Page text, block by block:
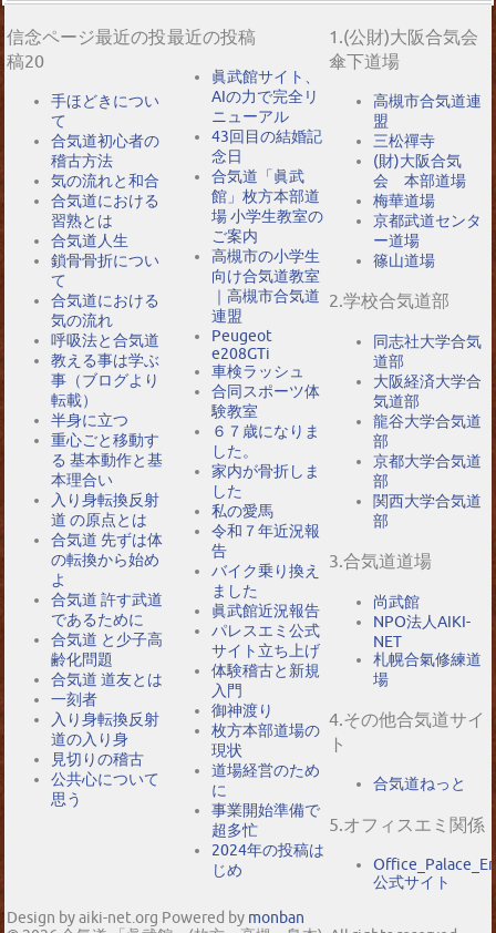
信念ページ最近の投
稿20
手ほどきについ
て
合気道初心者の
稽古方法
気の流れと和合
合気道における
習熟とは
合気道人生
鎖骨骨折につい
て
合気道における
気の流れ
呼吸法と合気道
教える事は学ぶ
事（ブログより
転載）
半身に立つ
重心ごと移動す
る 基本動作と基
本理合い
入り身転換反射
道 の原点とは
合気道 先ずは体
の転換から始め
よ
合気道 許す武道
であるために
合気道 と少子高
齢化問題
合気道 道友とは
一刻者
入り身転換反射
道の入り身
見切りの稽古
公共心について
思う
最近の投稿
眞武館サイト、
AIの力で完全リ
ニューアル
43回目の結婚記
念日
合気道「眞武
館」枚方本部道
場 小学生教室の
ご案内
高槻市の小学生
向け合気道教室
｜高槻市合気道
連盟
Peugeot
e208GTi
車検ラッシュ
合同スポーツ体
験教室
６７歳になりま
した。
家内が骨折しま
した
私の愛馬
令和７年近況報
告
バイク乗り換え
ました
眞武館近況報告
パレスエミ公式
サイト立ち上げ
体験稽古と新規
入門
御神渡り
枚方本部道場の
現状
道場経営のため
に
事業開始準備で
超多忙
2024年の投稿は
じめ
1.(公財)大阪合気会
傘下道場
高槻市合気道連
盟
三松禪寺
(財)大阪合気
会 本部道場
梅華道場
京都武道センタ
ー道場
篠山道場
2.学校合気道部
同志社大学合気
道部
大阪経済大学合
気道部
龍谷大学合気道
部
京都大学合気道
部
関西大学合気道
部
3.合気道道場
尚武館
NPO法人AIKI-
NET
札幌合氣修練道
場
4.その他合気道サイ
ト
合気道ねっと
5.オフィスエミ関係
公式サイト
Design by aiki-net.org Powered by monban